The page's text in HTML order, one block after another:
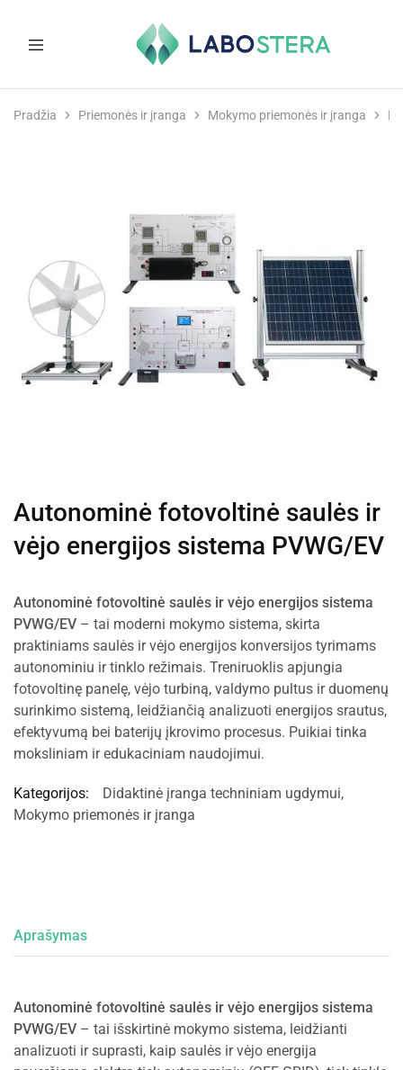
ir
Pradžia Priemonės ir įranga Mokymo priemonės ir įranga
Autonominė fotovoltinė saulės ir
vėjo energijos sistema PVWG/EV
Autonominė fotovoltinė saulės ir vėjo energijos sistema
PVWG/EV – tai moderni mokymo sistema, skirta
praktiniams saulės ir vėjo energijos konversijos tyrimams
autonominiu ir tinklo režimais. Treniruoklis apjungia
fotovoltinę panelę, vėjo turbiną, valdymo pultus ir duomenų
surinkimo sistemą, leidžiančią analizuoti energijos srautus,
efektyvumą bei baterijų įkrovimo procesus. Puikiai tinka
moksliniam ir edukaciniam naudojimui.
Kategorijos: Didaktinė įranga techniniam ugdymui,
Mokymo priemonės ir įranga
Aprašymas
Autonominė fotovoltinė saulės ir vėjo energijos sistema
PVWG/EV – tai išskirtinė mokymo sistema, leidžianti
analizuoti ir suprasti, kaip saulės ir vėjo energija